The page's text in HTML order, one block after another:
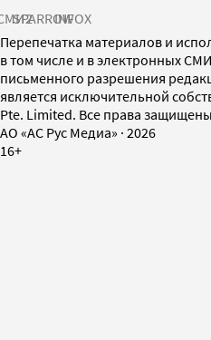
SPARROWINFOX
Перепечатка материалов и
в том числе и в электронных
письменного разрешения
является исключительной
Pte. Limited. Все права
AO «АС Рус Медиа» · 2026
16+